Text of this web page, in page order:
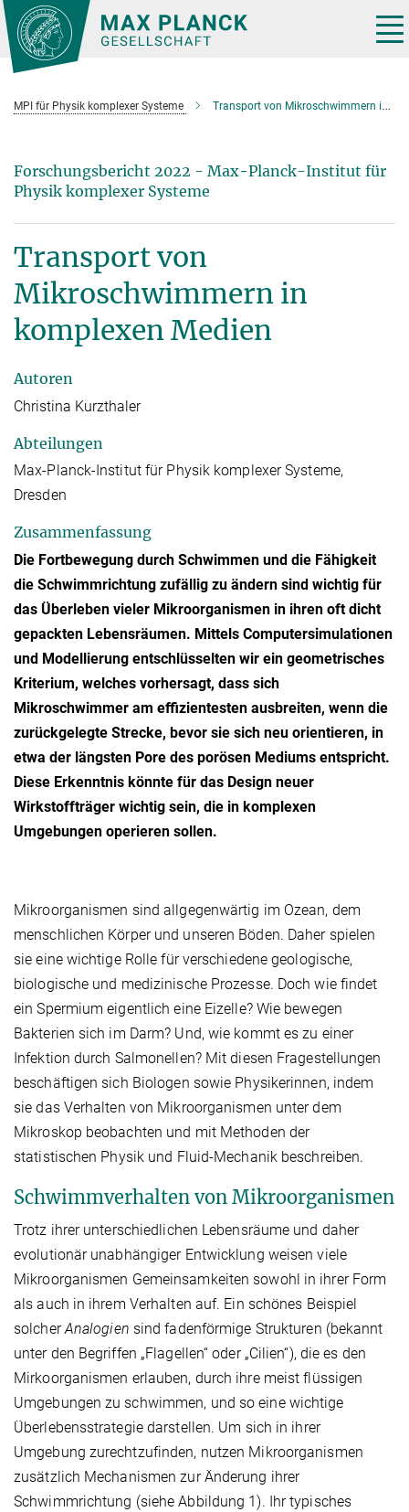
Hauptinhalt
MPI für Physik komplexer Systeme Transport von Mikroschwimmern in komplexen Medien
Forschungsbericht 2022 - Max-Planck-Institut für
Physik komplexer Systeme
Transport von
Mikroschwimmern in
komplexen Medien
Autoren
Christina Kurzthaler
Abteilungen
Max-Planck-Institut für Physik komplexer Systeme,
Dresden
Zusammenfassung
Die Fortbewegung durch Schwimmen und die Fähigkeit
die Schwimmrichtung zufällig zu ändern sind wichtig für
das Überleben vieler Mikroorganismen in ihren oft dicht
gepackten Lebensräumen. Mittels Computersimulationen
und Modellierung entschlüsselten wir ein geometrisches
Kriterium, welches vorhersagt, dass sich
Mikroschwimmer am effizientesten ausbreiten, wenn die
zurückgelegte Strecke, bevor sie sich neu orientieren, in
etwa der längsten Pore des porösen Mediums entspricht.
Diese Erkenntnis könnte für das Design neuer
Wirkstoffträger wichtig sein, die in komplexen
Umgebungen operieren sollen.
Mikroorganismen sind allgegenwärtig im Ozean, dem
menschlichen Körper und unseren Böden. Daher spielen
sie eine wichtige Rolle für verschiedene geologische,
biologische und medizinische Prozesse. Doch wie findet
ein Spermium eigentlich eine Eizelle? Wie bewegen
Bakterien sich im Darm? Und, wie kommt es zu einer
Infektion durch Salmonellen? Mit diesen Fragestellungen
beschäftigen sich Biologen sowie Physikerinnen, indem
sie das Verhalten von Mikroorganismen unter dem
Mikroskop beobachten und mit Methoden der
statistischen Physik und Fluid-Mechanik beschreiben.
Schwimmverhalten von Mikroorganismen
Trotz ihrer unterschiedlichen Lebensräume und daher
evolutionär unabhängiger Entwicklung weisen viele
Mikroorganismen Gemeinsamkeiten sowohl in ihrer Form
als auch in ihrem Verhalten auf. Ein schönes Beispiel
solcherAnalogien sind fadenförmige Strukturen (bekannt
unter den Begriffen „Flagellen“ oder „Cilien“), die es den
Mirkoorganismen erlauben, durch ihre meist flüssigen
Umgebungen zu schwimmen, und so eine wichtige
Überlebensstrategie darstellen. Um sich in ihrer
Umgebung zurechtzufinden, nutzen Mikroorganismen
zusätzlich Mechanismen zur Änderung ihrer
Schwimmrichtung (siehe Abbildung 1). Ihr typisches